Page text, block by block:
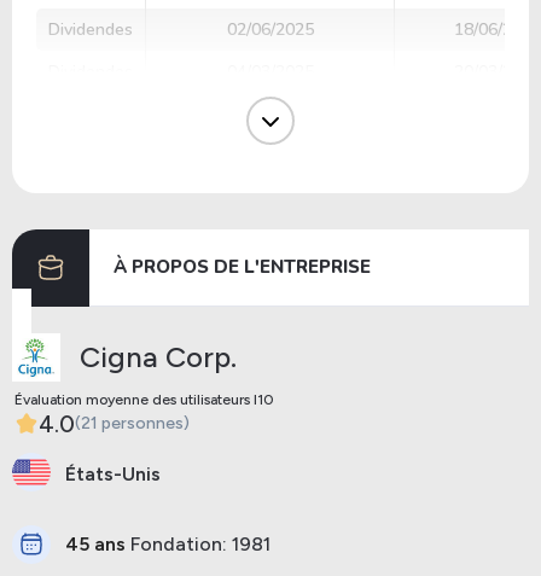
Dividendes
02/06/2025
18/06/2025
03/12/2024
À PROPOS DE L'ENTREPRISE
Cigna Corp.
Évaluation moyenne des utilisateurs I10
4.0(21 personnes)
États-Unis
45 ans Fondation: 1981